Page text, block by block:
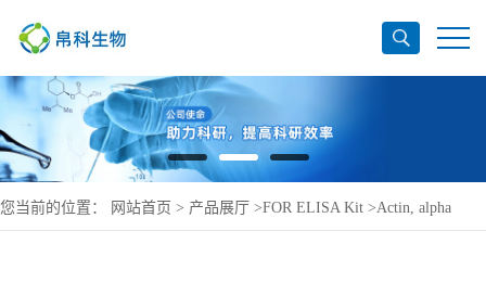
您当前的位置： 网站首页 > 产品展厅 >FOR ELISA Kit >Actin, alpha